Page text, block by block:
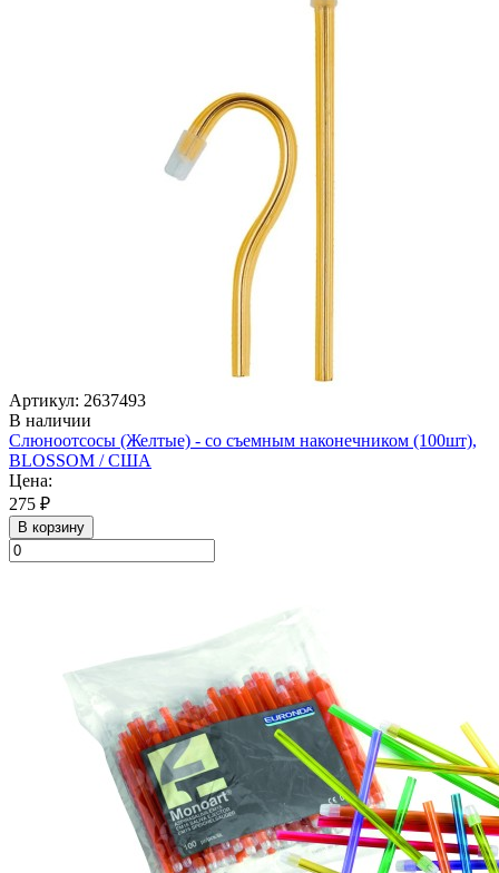
Артикул: 2637493
В наличии
Слюноотсосы (Желтые) - со съемным наконечником (100шт),
BLOSSOM / США
Цена:
275 ₽
В корзину